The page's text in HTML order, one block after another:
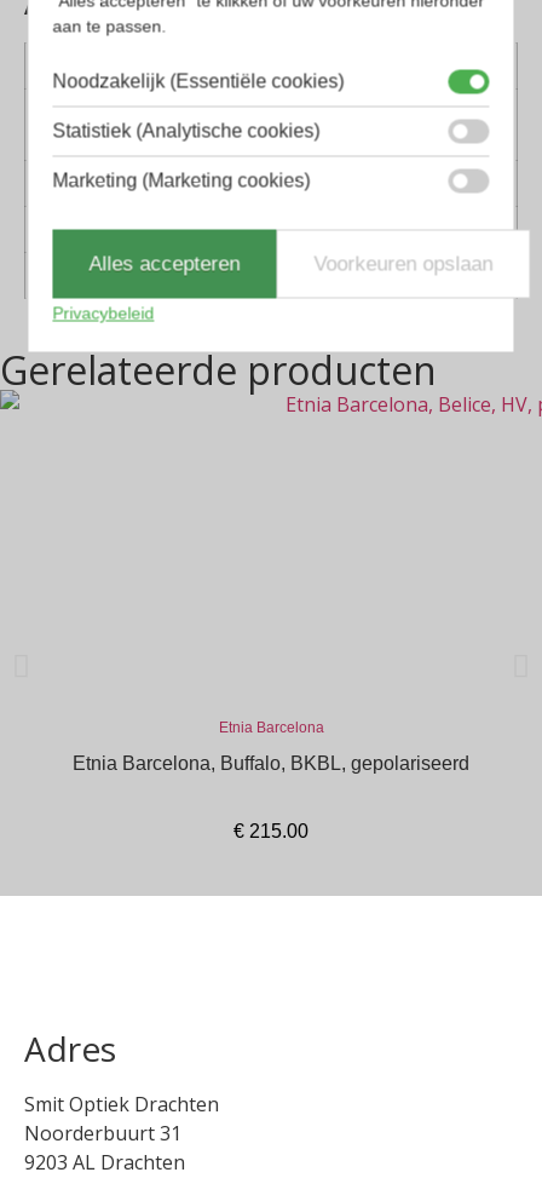
Montuur
materiaal
Kunststof, Metaal
Lens materiaal
Glas
Geschikt voor
Dames, Heren
Vorm
Octagon
Gerelateerde producten
Etnia Barcelona
Etnia Barcelona, Buffalo, BKBL, gepolariseerd
€ 215.00
In winkelmand
Adres
Smit Optiek Drachten
Noorderbuurt 31
9203 AL Drachten
aan te passen.
Noodzakelijk (Essentiële cookies)
Statistiek (Analytische cookies)
Marketing (Marketing cookies)
Alles accepteren Voorkeuren opslaan
Privacybeleid